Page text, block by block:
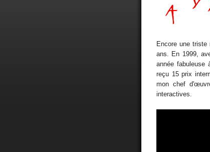
Encore une
ans. En 1999,
année fabuleuse
reçu 15 prix
mon chef
interactives.